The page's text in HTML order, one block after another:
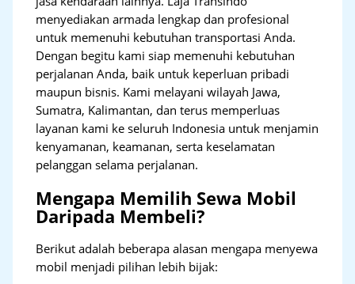
menyediakan armada lengkap dan profesional
untuk memenuhi kebutuhan transportasi Anda.
Dengan begitu kami siap memenuhi kebutuhan
perjalanan Anda, baik untuk keperluan pribadi
maupun bisnis. Kami melayani wilayah Jawa,
Sumatra, Kalimantan, dan terus memperluas
layanan kami ke seluruh Indonesia untuk menjamin
kenyamanan, keamanan, serta keselamatan
pelanggan selama perjalanan.
Mengapa Memilih Sewa Mobil
Daripada Membeli?
Berikut adalah beberapa alasan mengapa menyewa
mobil menjadi pilihan lebih bijak: